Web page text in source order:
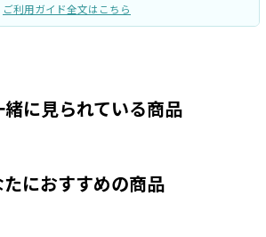
ご利用ガイド全文はこちら
緒に見られている商品
たにおすすめの商品